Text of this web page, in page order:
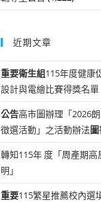
近期文章
重要衛生組115年度健康
設計與電繪比賽得獎名單
公告高市圖辦理「2026
徵選活動」之活動辦法
轉知115年 度「周產期
明」
重要115繁星推薦校內選